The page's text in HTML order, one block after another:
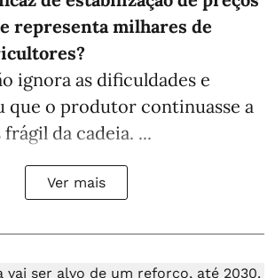
representa milhares de
ignora as dificuldades e
que o produtor continuasse a
da cadeia. ...
Ver mais